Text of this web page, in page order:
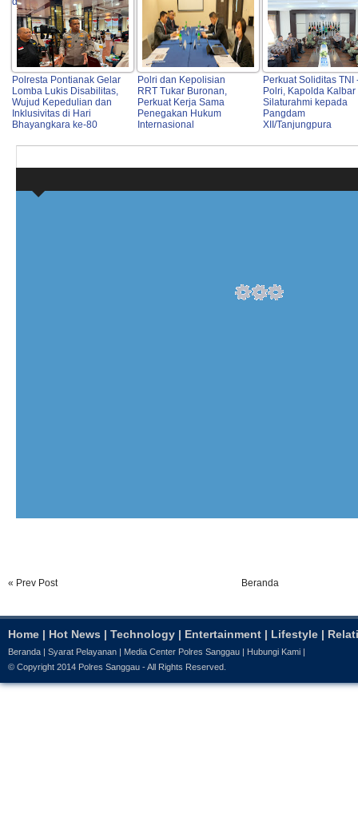
Polresta Pontianak Gelar
Lomba Lukis Disabilitas,
Wujud Kepedulian dan
Inklusivitas di Hari
Bhayangkara ke-80
Polri dan Kepolisian
RRT Tukar Buronan,
Perkuat Kerja Sama
Penegakan Hukum
Internasional
Perkuat Soliditas TNI
Polri, Kapolda Kalbar
Silaturahmi kepada
Pangdam
XII/Tanjungpura
« Prev Post Beranda
Home | Hot News | Technology | Entertainment | Lifestyle |
Beranda Syarat Pelayanan Media Center Polres Sanggau Hubungi Kami
© Copyright 2014 Polres Sanggau - All Rights Reserved.